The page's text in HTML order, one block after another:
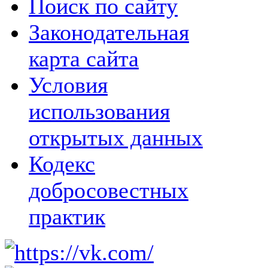
Поиск по сайту
Законодательная
карта сайта
Условия
использования
открытых данных
Кодекс
добросовестных
практик